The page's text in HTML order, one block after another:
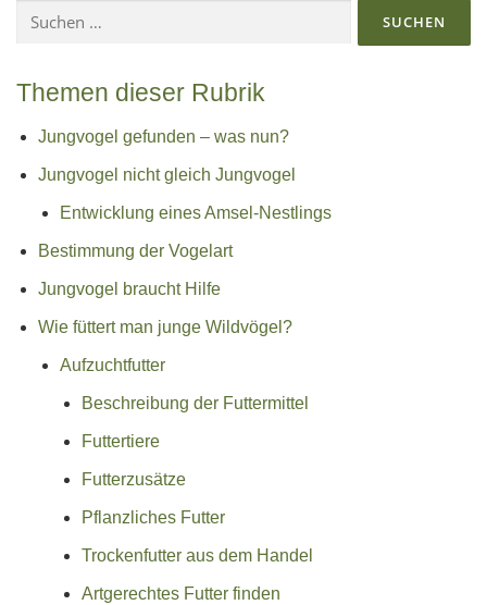
nach:
Themen dieser Rubrik
Jungvogel gefunden – was nun?
Jungvogel nicht gleich Jungvogel
Entwicklung eines Amsel-Nestlings
Bestimmung der Vogelart
Jungvogel braucht Hilfe
Wie füttert man junge Wildvögel?
Aufzuchtfutter
Beschreibung der Futtermittel
Futtertiere
Futterzusätze
Pflanzliches Futter
Trockenfutter aus dem Handel
Artgerechtes Futter finden